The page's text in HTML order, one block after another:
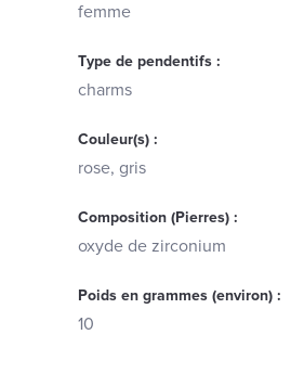
femme
Type de pendentifs :
charms
Couleur(s) :
rose, gris
Composition (Pierres) :
oxyde de zirconium
Poids en grammes (environ) :
10